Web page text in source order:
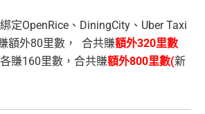
定OpenRice、DiningCity、Uber Taxi
額外80里數， 合共賺額外320里數
賺160里數，合共賺額外800里數(新